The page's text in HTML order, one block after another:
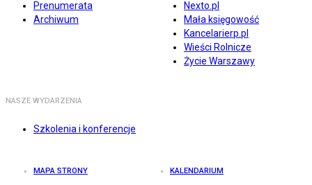
Prenumerata
Archiwum
Nexto.pl
Mała księgowość
Kancelarierp.pl
Wieści Rolnicze
Życie Warszawy
NASZE WYDARZENIA
Szkolenia i konferencje
MAPA STRONY KALENDARIUM